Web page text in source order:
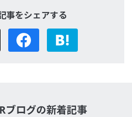
事をシェアする
Facebook
ブログの新着記事